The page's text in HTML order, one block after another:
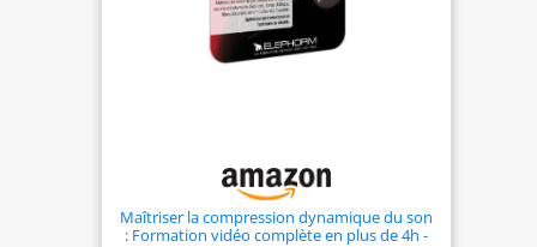
Maîtriser la compression dynamique du son
: Formation vidéo complète en plus de 4h -